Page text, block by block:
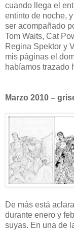
cuando llega el
entinto de noche,
ser acompañado
Tom Waits, Cat
Regina Spektor y
mis páginas el
habíamos trazado
Marzo 2010 –
De más está
durante enero y
suyas. En una de